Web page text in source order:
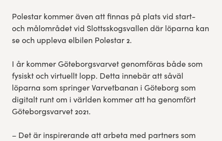
Polestar kommer även att finnas på plats vid start-
och målområdet vid Slottsskogsvallen där löparna kan
se och uppleva elbilen Polestar 2.
I år kommer Göteborgsvarvet genomföras både som
fysiskt och virtuellt lopp. Detta innebär att såväl
löparna som springer Varvetbanan i Göteborg som
digitalt runt om i världen kommer att ha genomfört
Göteborgsvarvet 2021.
– Det är inspirerande att arbeta med partners som